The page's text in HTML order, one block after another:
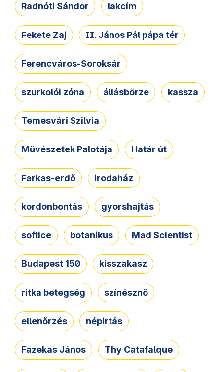
Radnóti Sándor lakcím
Fekete Zaj II. János Pál pápa tér
Ferencváros-Soroksár
szurkolói zóna állásbörze kassza
Temesvári Szilvia
Művészetek Palotája Határ út
Farkas-erdő irodaház
kordonbontás gyorshajtás
softice botanikus Mad Scientist
Budapest 150 kisszakasz
ritka betegség színésznő
ellenőrzés népirtás
Fazekas János Thy Catafalque